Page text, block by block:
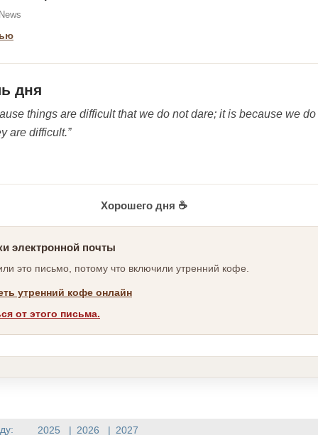
2025 | 2026 | 2027
дня
things are difficult that we do not dare; it is because we do
are difficult.”
Хорошего дня ☕
электронной почты
это письмо, потому что включили утренний кофе.
утренний кофе онлайн
от этого письма.